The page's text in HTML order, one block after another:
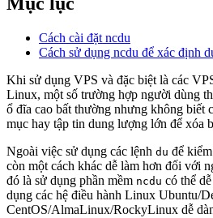
Cách cài đặt ncdu
Cách sử dụng ncdu để xác định
Khi sử dụng VPS và đặc biệt là các
Linux, một số trường hợp người dùng
ổ đĩa cao bất thường nhưng không biết
mục hay tập tin dung lượng lớn để xóa
Ngoài việc sử dụng các lệnh du để
còn một cách khác dễ làm hơn đối với
đó là sử dụng phần mềm ncdu có thể
dụng các hệ điều hành Linux Ubuntu/
CentOS/AlmaLinux/RockyLinux dễ